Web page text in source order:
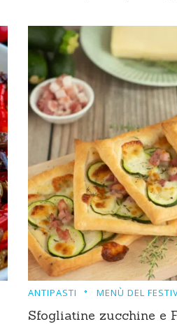
ANTIPASTI MENÙ DEL
Sfogliatine zucchine e